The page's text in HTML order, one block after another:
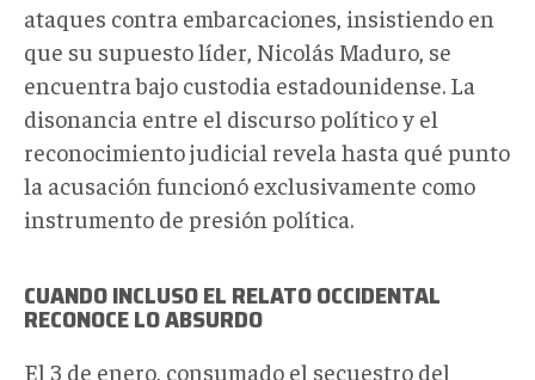
ataques contra embarcaciones, insistiendo en
que su supuesto líder, Nicolás Maduro, se
encuentra bajo custodia estadounidense. La
disonancia entre el discurso político y el
reconocimiento judicial revela hasta qué punto
la acusación funcionó exclusivamente como
instrumento de presión política.
CUANDO INCLUSO EL RELATO OCCIDENTAL
RECONOCE LO ABSURDO
El 3 de enero, consumado el secuestro del